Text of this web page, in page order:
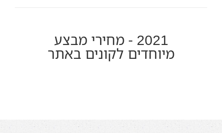
2021 - מחירי מבצע
מיוחדים לקונים באתר